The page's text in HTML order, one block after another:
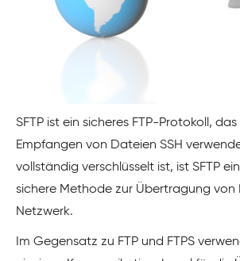
SFTP ist ein sicheres FTP-Protokoll,
Empfangen von Dateien SSH
vollständig verschlüsselt ist, ist SFTP
sichere Methode zur Übertragung von
Netzwerk.
Im Gegensatz zu FTP und FTPS